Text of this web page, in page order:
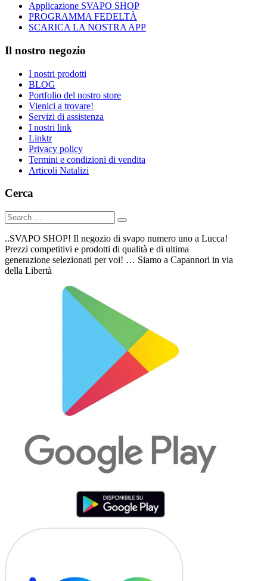
Applicazione SVAPO SHOP
PROGRAMMA FEDELTÀ
SCARICA LA NOSTRA APP
Il nostro negozio
I nostri prodotti
BLOG
Portfolio del nostro store
Vienici a trovare!
Servizi di assistenza
I nostri link
Linktr
Privacy policy
Termini e condizioni di vendita
Articoli Natalizi
Cerca
..SVAPO SHOP! Il negozio di svapo numero uno a Lucca!
Prezzi competitivi e prodotti di qualità e di ultima
generazione selezionati per voi! … Siamo a Capannori in via
della Libertà